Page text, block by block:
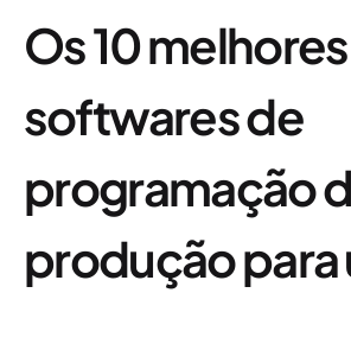
Os 10 melhores
softwares de
programação
produção para